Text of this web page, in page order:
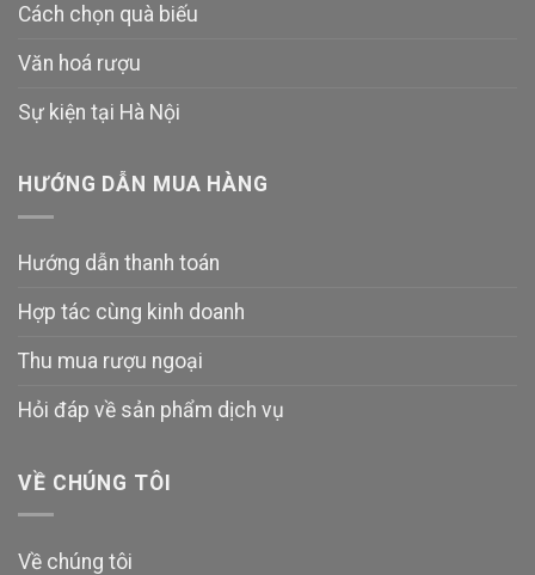
Cách chọn quà biếu
Văn hoá rượu
Sự kiện tại Hà Nội
HƯỚNG DẪN MUA HÀNG
Hướng dẫn thanh toán
Hợp tác cùng kinh doanh
Thu mua rượu ngoại
Hỏi đáp về sản phẩm dịch vụ
VỀ CHÚNG TÔI
Về chúng tôi